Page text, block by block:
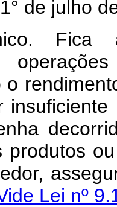
de julho
Fica
produtos
Lei nº